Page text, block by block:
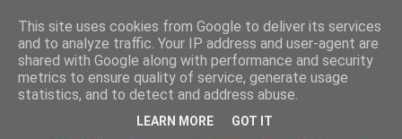
This site uses cookies from Google to deliver its services
and to analyze traffic. Your IP address and user-agent are
shared with Google along with performance and security
metrics to ensure quality of service, generate usage
statistics, and to detect and address abuse.
LEARN MORE GOT IT